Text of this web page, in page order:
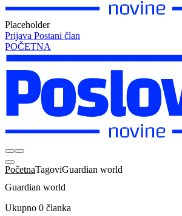
Placeholder
Prijava Postani član
POČETNA
PočetnaTagoviGuardian world
Guardian world
Ukupno 0 članka